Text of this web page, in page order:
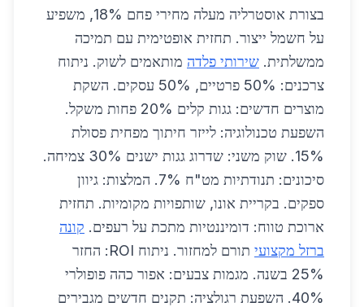
בצורת אוסטרליה מעלה מחירי פחם 18%, משפיע
על חשמל ייצור. תחזית אופטימית עם תמיכה
ממשלתית. שירותי פלדה מותאמים לשוק. ניתוח
צרכנים: 50% פרטיים, 50% עסקים. השקת
מוצרים חדשים: גגות קלים 20% פחות משקל.
השפעת טכנולוגיה: לייזר חיתוך מפחית פסולת
15%. שוק משני: שדרוג גגות ישנים 30% צמיחה.
סיכונים: תנודתיות מט"ח 7%. המלצות: גיוון
ספקים. בקריית אונו, שותפויות מקומיות. תחזית
ארוכת טווח: דומיננטיות מתכת על רעפים. קונה
ברזל מקצועי
תורם למחזור. ניתוח ROI: החזר
25% בשנה. מגמות צבעים: אפור כהה פופולרי
40%. השפעת רגולציה: תקנים חדשים מגבירים